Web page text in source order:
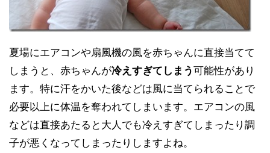
夏場にエアコンや扇風機の風を赤ちゃんに直接当てて
しまうと、赤ちゃんが冷えすぎてしまう可能性があり
ます。特に汗をかいた後などは風に当てられることで
必要以上に体温を奪われてしまいます。エアコンの風
などは直接あたると大人でも冷えすぎてしまったり調
子が悪くなってしまったりしますよね。